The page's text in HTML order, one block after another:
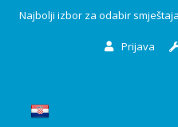
Najbolji izbor za odabir
Prijava